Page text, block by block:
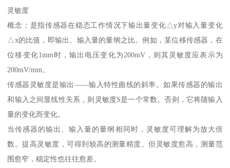
灵敏度
概念：是指传感器在稳态工作情况下输出量变化△y对输入量变化
△x的比值，即输出、输入量的量纲之比。例如，某位移传感器，在
位移变化1mm时，输出电压变化为200mV，则其灵敏度应表示为
200mV/mm。
传感器灵敏度是输出——输入特性曲线的斜率。如果传感器的输出
和输入之间显线性关系，则灵敏度S是一个常数。否则，它将随输入
量的变化而变化。
当传感器的输出、输入量的量纲相同时，灵敏度可理解为放大倍
数。提高灵敏度，可得到较高的测量精度。但灵敏度愈高，测量范
围愈窄，稳定性也往往愈差。